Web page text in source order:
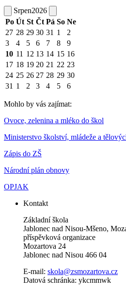
Srpen2026
Po Út St Čt Pá So Ne
27 28 29 30 31 1
2
3
4 5 6 7 8
9
10 11 12 13 14 15 16
17 18 19 20 21 22 23
24 25 26 27 28 29 30
31 1 2 3 4 5 6
Mohlo by vás zajímat:
Ovoce, zelenina a mléko do škol
Ministerstvo školství, mládeže a
Zápis do ZŠ
Národní plán obnovy
OPJAK
Kontakt
Základní škola
Jablonec nad Nisou-Mšeno,
příspěvková organizace
Mozartova 24
Jablonec nad Nisou 466 04
E-mail: skola@zsmozartova.cz
Datová schránka: ykcmmwk